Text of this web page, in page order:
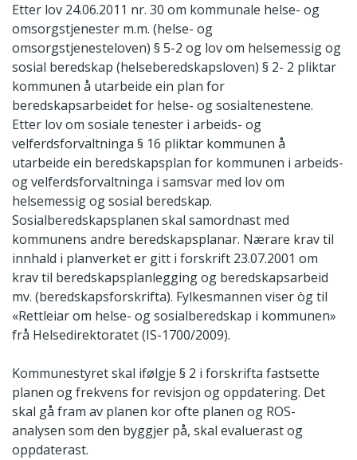
Etter lov 24.06.2011 nr. 30 om kommunale helse- og
omsorgstjenester m.m. (helse- og
omsorgstjenesteloven) § 5-2 og lov om helsemessig og
sosial beredskap (helseberedskapsloven) § 2- 2 pliktar
kommunen å utarbeide ein plan for
beredskapsarbeidet for helse- og sosialtenestene.
Etter lov om sosiale tenester i arbeids- og
velferdsforvaltninga § 16 pliktar kommunen å
utarbeide ein beredskapsplan for kommunen i arbeids-
og velferdsforvaltninga i samsvar med lov om
helsemessig og sosial beredskap.
Sosialberedskapsplanen skal samordnast med
kommunens andre beredskapsplanar. Nærare krav til
innhald i planverket er gitt i forskrift 23.07.2001 om
krav til beredskapsplanlegging og beredskapsarbeid
mv. (beredskapsforskrifta). Fylkesmannen viser òg til
«Rettleiar om helse- og sosialberedskap i kommunen»
frå Helsedirektoratet (IS-1700/2009).
Kommunestyret skal ifølgje § 2 i forskrifta fastsette
planen og frekvens for revisjon og oppdatering. Det
skal gå fram av planen kor ofte planen og ROS-
analysen som den byggjer på, skal evaluerast og
oppdaterast.